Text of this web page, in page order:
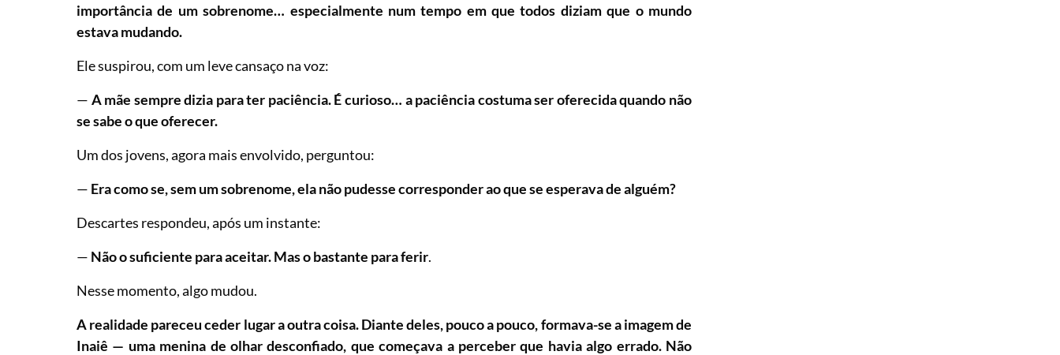
importância de um sobrenome… especialmente num tempo em que todos diziam que o mundo
estava mudando.
Ele suspirou, com um leve cansaço na voz:
— A mãe sempre dizia para ter paciência. É curioso… a paciência costuma ser oferecida quando não
se sabe o que oferecer.
Um dos jovens, agora mais envolvido, perguntou:
— Era como se, sem um sobrenome, ela não pudesse corresponder ao que se esperava de alguém?
Descartes respondeu, após um instante:
— Não o suficiente para aceitar. Mas o bastante para ferir.
Nesse momento, algo mudou.
A realidade pareceu ceder lugar a outra coisa. Diante deles, pouco a pouco, formava-se a imagem de
Inaiê — uma menina de olhar desconfiado, que começava a perceber que havia algo errado. Não